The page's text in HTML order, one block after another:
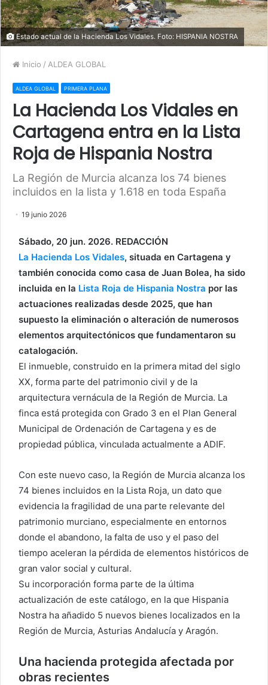
Estado actual de la Hacienda Los Vidales. Foto: HISPANIA NOSTRA
Inicio / ALDEA GLOBAL
ALDEA GLOBAL PRIMERA PLANA
La Hacienda Los Vidales en
Cartagena entra en la Lista
Roja de Hispania Nostra
La Región de Murcia alcanza los 74 bienes
incluidos en la lista y 1.618 en toda España
19 junio 2026
Sábado, 20 jun. 2026. REDACCIÓN
La Hacienda Los Vidales, situada en Cartagena y
también conocida como casa de Juan Bolea, ha sido
incluida en la Lista Roja de Hispania Nostra por las
actuaciones realizadas desde 2025, que han
supuesto la eliminación o alteración de numerosos
elementos arquitectónicos que fundamentaron su
catalogación.
El inmueble, construido en la primera mitad del siglo
XX, forma parte del patrimonio civil y de la
arquitectura vernácula de la Región de Murcia. La
finca está protegida con Grado 3 en el Plan General
Municipal de Ordenación de Cartagena y es de
propiedad pública, vinculada actualmente a ADIF.
Con este nuevo caso, la Región de Murcia alcanza los
74 bienes incluidos en la Lista Roja, un dato que
evidencia la fragilidad de una parte relevante del
patrimonio murciano, especialmente en entornos
donde el abandono, la falta de uso y el paso del
tiempo aceleran la pérdida de elementos históricos de
gran valor social y cultural.
Su incorporación forma parte de la última
actualización de este catálogo, en la que Hispania
Nostra ha añadido 5 nuevos bienes localizados en la
Región de Murcia, Asturias Andalucía y Aragón.
Una hacienda protegida afectada por
obras recientes